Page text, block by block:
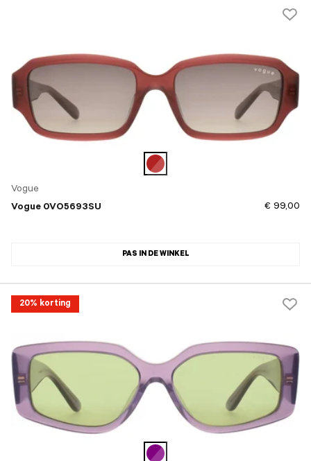
Vogue
Vogue 0VO5693SU
€ 99,00
PAS IN DE WINKEL
20% korting